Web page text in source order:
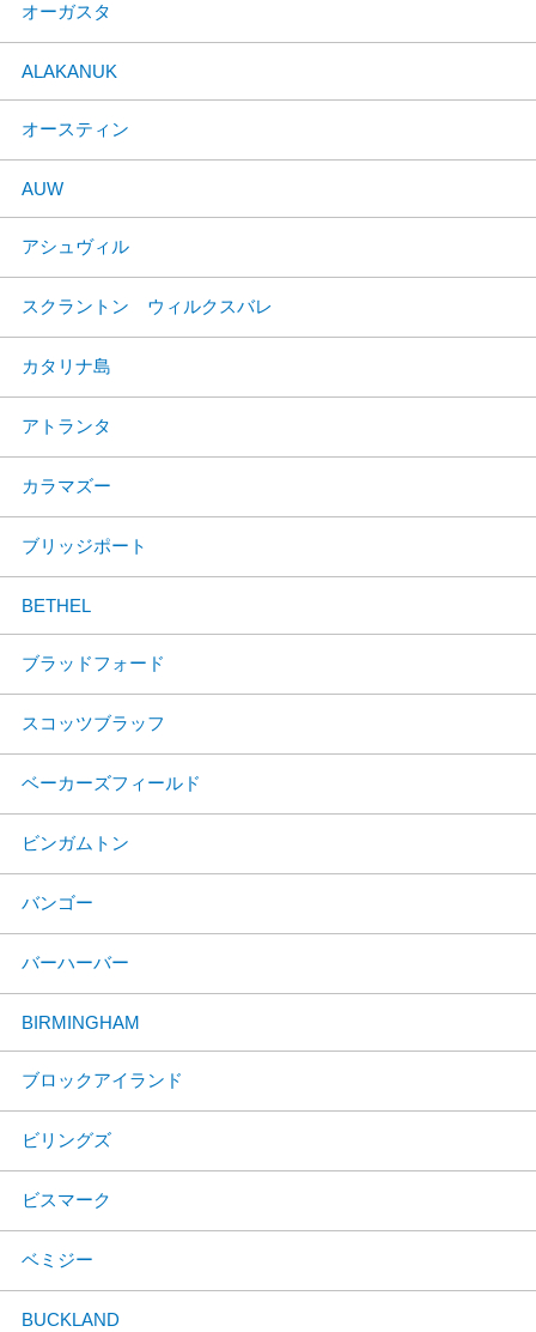
オーガスタ
ALAKANUK
オースティン
AUW
アシュヴィル
スクラントン ウィルクスバレ
カタリナ島
アトランタ
カラマズー
ブリッジポート
BETHEL
ブラッドフォード
スコッツブラッフ
ベーカーズフィールド
ビンガムトン
バンゴー
バーハーバー
BIRMINGHAM
ブロックアイランド
ビリングズ
ビスマーク
ベミジー
BUCKLAND